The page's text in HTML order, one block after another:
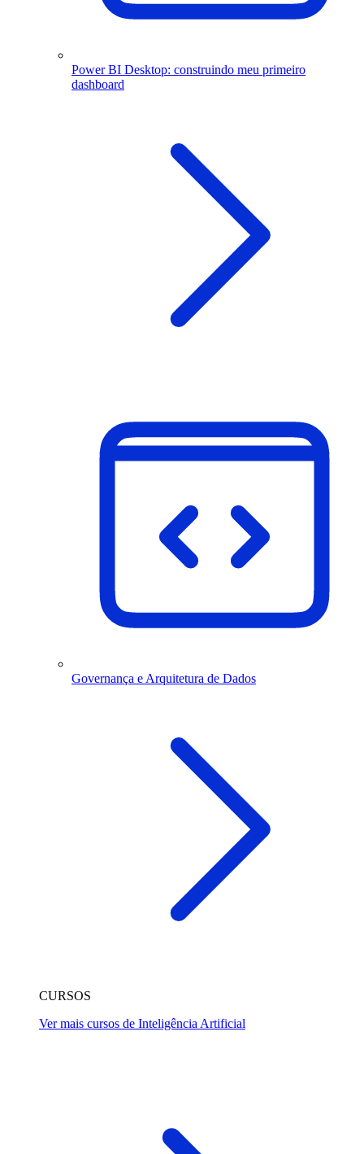
Power BI Desktop: construindo meu primeiro
dashboard
Governança e Arquitetura de Dados
CURSOS
Ver mais cursos de Inteligência Artificial